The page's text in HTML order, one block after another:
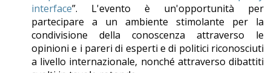
interface”. L'evento è un'opportunità per
partecipare a un ambiente stimolante per la
condivisione della conoscenza attraverso le
opinioni e i pareri di esperti e di politici riconosciuti
a livello internazionale, nonché attraverso dibattiti